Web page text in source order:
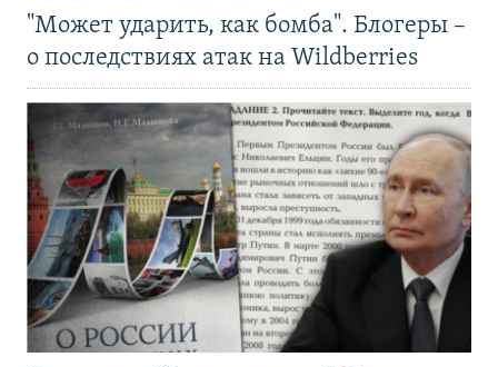
"Может ударить, как бомба". Блогеры –
о последствиях атак на Wildberries